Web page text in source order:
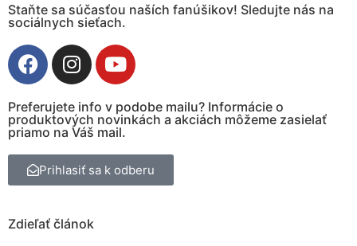
Staňte sa súčasťou naších fanúšikov! Sledujte nás na
sociálnych sieťach.
Preferujete info v podobe mailu? Informácie o
produktových novinkách a akciách môžeme zasielať
priamo na Váš mail.
Prihlasiť sa k odberu
Zdieľať článok